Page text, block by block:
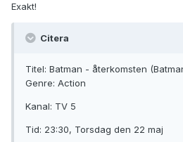
Exakt!
Citera
Titel: Batman - återkomsten
Genre: Action
Kanal: TV 5
Tid: 23:30, Torsdag den 22 maj